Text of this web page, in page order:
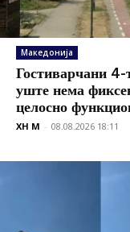
Македонија
Гостиварчани 4-
уште нема
целосно
XH M - 08.08.2026 18:11